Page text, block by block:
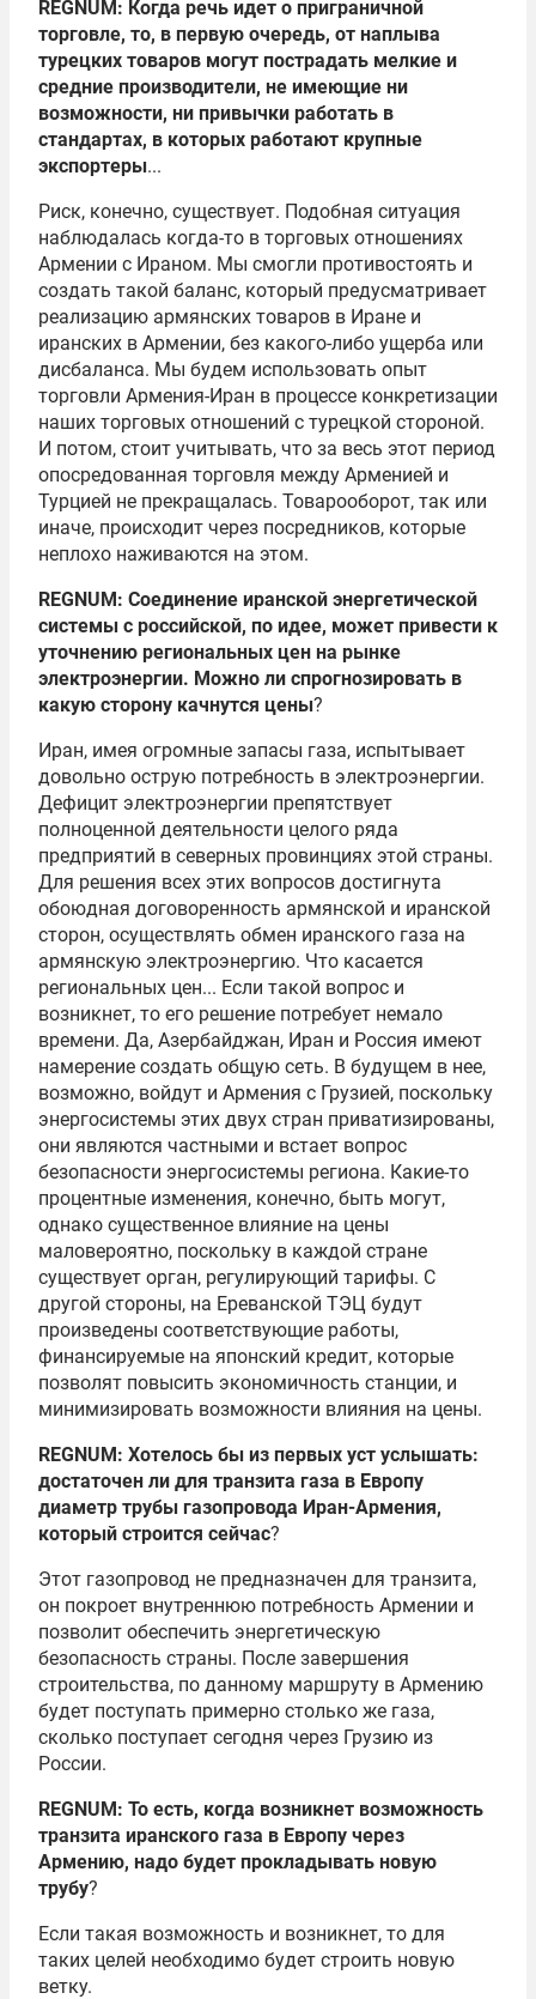
REGNUM: Когда речь идет о приграничной
торговле, то, в первую очередь, от наплыва
турецких товаров могут пострадать мелкие и
средние производители, не имеющие ни
возможности, ни привычки работать в
стандартах, в которых работают крупные
экспортеры...
Риск, конечно, существует. Подобная ситуация
наблюдалась когда-то в торговых отношениях
Армении с Ираном. Мы смогли противостоять и
создать такой баланс, который предусматривает
реализацию армянских товаров в Иране и
иранских в Армении, без какого-либо ущерба или
дисбаланса. Мы будем использовать опыт
торговли Армения-Иран в процессе конкретизации
наших торговых отношений с турецкой стороной.
И потом, стоит учитывать, что за весь этот период
опосредованная торговля между Арменией и
Турцией не прекращалась. Товарооборот, так или
иначе, происходит через посредников, которые
неплохо наживаются на этом.
REGNUM: Соединение иранской энергетической
системы с российской, по идее, может привести к
уточнению региональных цен на рынке
электроэнергии. Можно ли спрогнозировать в
какую сторону качнутся цены?
Иран, имея огромные запасы газа, испытывает
довольно острую потребность в электроэнергии.
Дефицит электроэнергии препятствует
полноценной деятельности целого ряда
предприятий в северных провинциях этой страны.
Для решения всех этих вопросов достигнута
обоюдная договоренность армянской и иранской
сторон, осуществлять обмен иранского газа на
армянскую электроэнергию. Что касается
региональных цен... Если такой вопрос и
возникнет, то его решение потребует немало
времени. Да, Азербайджан, Иран и Россия имеют
намерение создать общую сеть. В будущем в нее,
возможно, войдут и Армения с Грузией, поскольку
энергосистемы этих двух стран приватизированы,
они являются частными и встает вопрос
безопасности энергосистемы региона. Какие-то
процентные изменения, конечно, быть могут,
однако существенное влияние на цены
маловероятно, поскольку в каждой стране
существует орган, регулирующий тарифы. С
другой стороны, на Ереванской ТЭЦ будут
произведены соответствующие работы,
финансируемые на японский кредит, которые
позволят повысить экономичность станции, и
минимизировать возможности влияния на цены.
REGNUM: Хотелось бы из первых уст услышать:
достаточен ли для транзита газа в Европу
диаметр трубы газопровода Иран-Армения,
который строится сейчас?
Этот газопровод не предназначен для транзита,
он покроет внутреннюю потребность Армении и
позволит обеспечить энергетическую
безопасность страны. После завершения
строительства, по данному маршруту в Армению
будет поступать примерно столько же газа,
сколько поступает сегодня через Грузию из
России.
REGNUM: То есть, когда возникнет возможность
транзита иранского газа в Европу через
Армению, надо будет прокладывать новую
трубу?
Если такая возможность и возникнет, то для
таких целей необходимо будет строить новую
ветку.